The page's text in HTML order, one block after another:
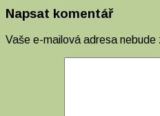
Napsat komentář
Vaše e-mailová adresa nebude